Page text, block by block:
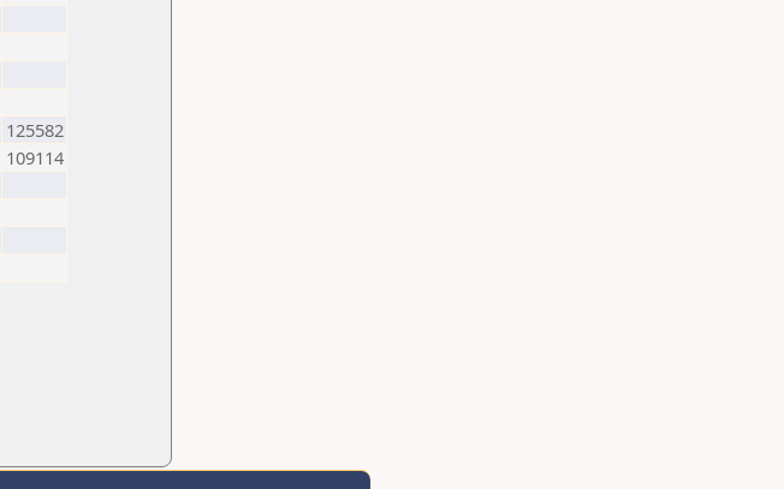
125582
109114